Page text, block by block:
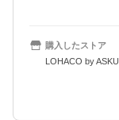
購入したストア
LOHACO by